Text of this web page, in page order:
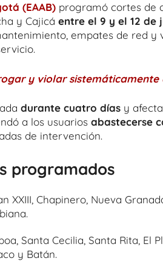
(EAAB) programó cortes de
y Cajicá entre el 9 y el 12 de
empates de red y
y violar sistemáticamente
durante cuatro días y
a los usuarios abastecerse
de intervención.
programados
Chapinero, Nueva
Santa Cecilia, Santa Rita, El
y Batán.